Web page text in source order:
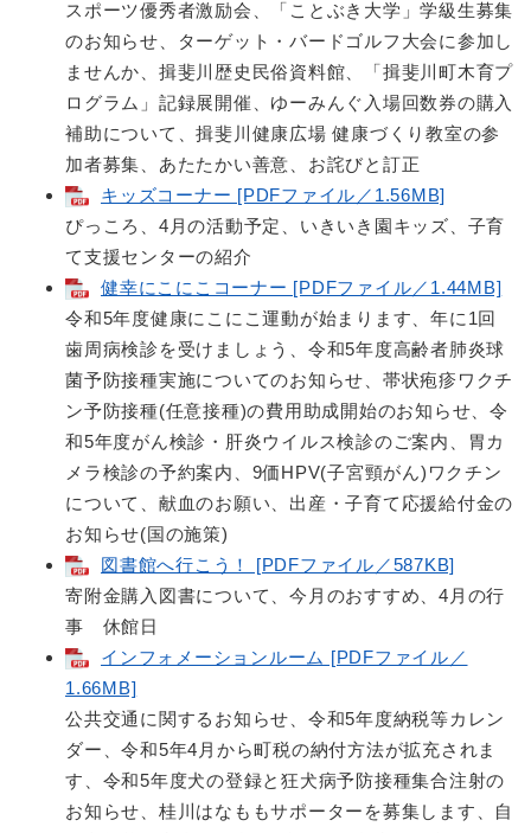
スポーツ優秀者激励会、「ことぶき大学」学級生募集
のお知らせ、ターゲット・バードゴルフ大会に参加し
ませんか、揖斐川歴史民俗資料館、「揖斐川町木育プ
ログラム」記録展開催、ゆーみんぐ入場回数券の購入
補助について、揖斐川健康広場 健康づくり教室の参
加者募集、あたたかい善意、お詫びと訂正
キッズコーナー [PDFファイル／1.56MB]
ぴっころ、4月の活動予定、いきいき園キッズ、子育
て支援センターの紹介
健幸にこにこコーナー [PDFファイル／1.44MB]
令和5年度健康にこにこ運動が始まります、年に1回
歯周病検診を受けましょう、令和5年度高齢者肺炎球
菌予防接種実施についてのお知らせ、帯状疱疹ワクチ
ン予防接種(任意接種)の費用助成開始のお知らせ、令
和5年度がん検診・肝炎ウイルス検診のご案内、胃カ
メラ検診の予約案内、9価HPV(子宮頸がん)ワクチン
について、献血のお願い、出産・子育て応援給付金の
お知らせ(国の施策)
図書館へ行こう！ [PDFファイル／587KB]
寄附金購入図書について、今月のおすすめ、4月の行
事 休館日
インフォメーションルーム [PDFファイル／
1.66MB]
公共交通に関するお知らせ、令和5年度納税等カレン
ダー、令和5年4月から町税の納付方法が拡充されま
す、令和5年度犬の登録と狂犬病予防接種集合注射の
お知らせ、桂川はなももサポーターを募集します、自